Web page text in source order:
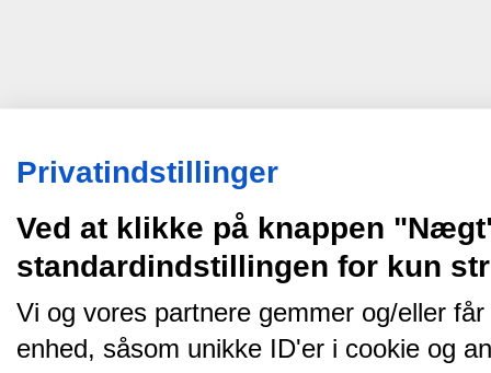
Privatindstillinger
Ved at klikke på knappen
standardindstillingen for kun
Vi og vores partnere gemmer og/eller
enhed, såsom unikke ID'er i cookie og